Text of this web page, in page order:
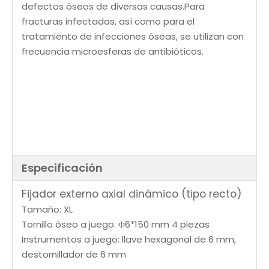
defectos óseos de diversas causas.Para
fracturas infectadas, así como para el
tratamiento de infecciones óseas, se utilizan con
frecuencia microesferas de antibióticos.
Especificación
Fijador externo axial dinámico (tipo recto)
Tamaño: XL
Tornillo óseo a juego: Φ6*150 mm 4 piezas
Instrumentos a juego: llave hexagonal de 6 mm,
destornillador de 6 mm